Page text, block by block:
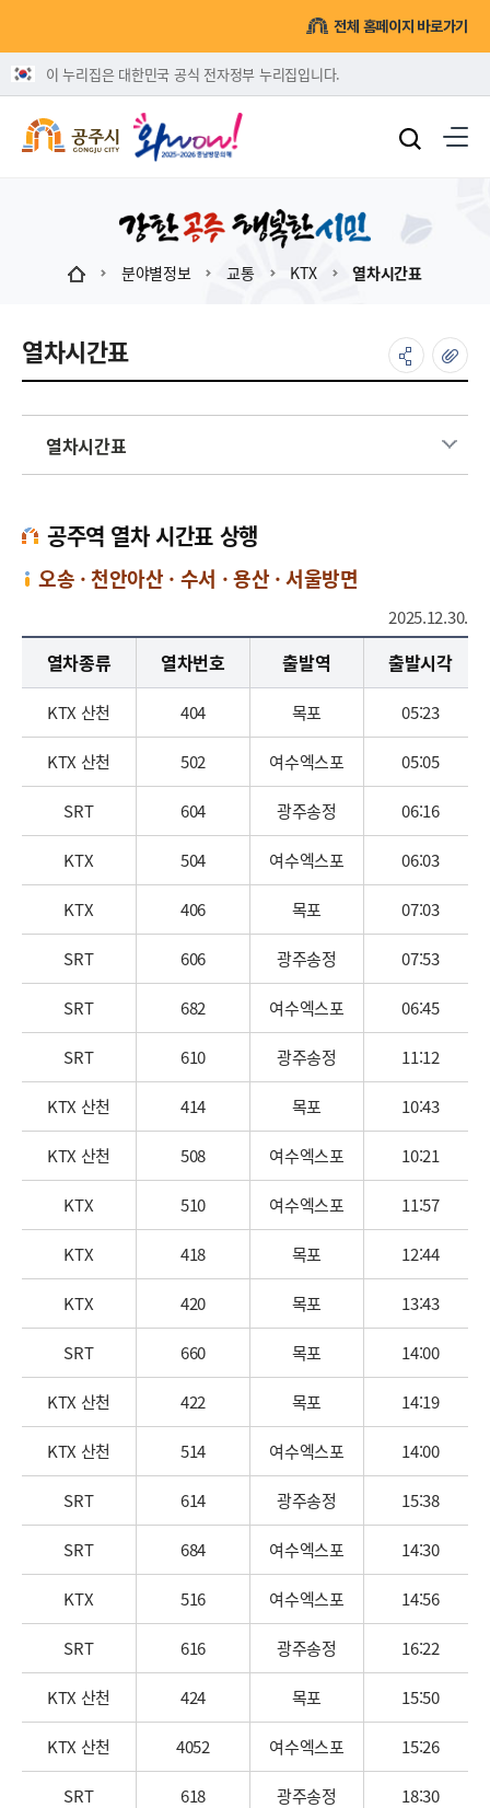
전체 홈페이지 바로가기
이 누리집은 대한민국 공식 전자정부 누리집입니다.
분야별정보 교통 KTX 열차시간표
열차시간표
열차시간표
공주역 열차 시간표 상행
오송 · 천안아산 · 수서 · 용산 · 서울방면
2025.12.30.
공주역 열차 시간표 상행 오송, 천안아산, 수서, 용산, 서울 방면으로 열차종별, 열차번호, 출발시각, 공주(출발시각), 종착시간, 운행구간, 정차역으로 나누어 보여주는 표입니다.
열차종류 열차번호 출발역 출발시각
KTX 산천 404 목포 05:23
KTX 산천 502 여수엑스포 05:05
SRT 604 광주송정 06:16
KTX 504 여수엑스포 06:03
KTX 406 목포 07:03
SRT 606 광주송정 07:53
SRT 682 여수엑스포 06:45
SRT 610 광주송정 11:12
KTX 산천 414 목포 10:43
KTX 산천 508 여수엑스포 10:21
KTX 510 여수엑스포 11:57
KTX 418 목포 12:44
KTX 420 목포 13:43
SRT 660 목포 14:00
KTX 산천 422 목포 14:19
KTX 산천 514 여수엑스포 14:00
SRT 614 광주송정 15:38
SRT 684 여수엑스포 14:30
KTX 516 여수엑스포 14:56
SRT 616 광주송정 16:22
KTX 산천 424 목포 15:50
KTX 산천 4052 여수엑스포 15:26
SRT 618 광주송정 18:30